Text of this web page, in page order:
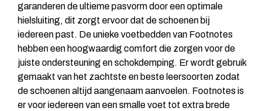
garanderen de ultieme pasvorm door een optimale
hielsluiting, dit zorgt ervoor dat de schoenen bij
iedereen past. De unieke voetbedden van Footnotes
hebben een hoogwaardig comfort die zorgen voor de
juiste ondersteuning en schokdemping. Er wordt gebruik
gemaakt van het zachtste en beste leersoorten zodat
de schoenen altijd aangenaam aanvoelen. Footnotes is
er voor iedereen van een smalle voet tot extra brede